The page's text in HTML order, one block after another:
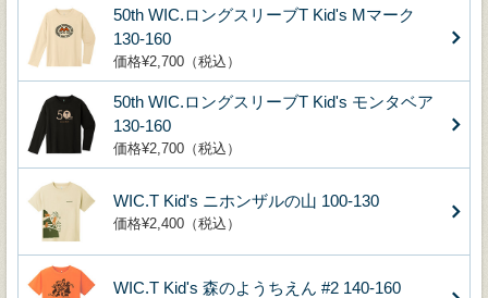
50th WIC.ロングスリーブT Kid's Mマーク
130-160
価格¥2,700（税込）
50th WIC.ロングスリーブT Kid's モンタベア
130-160
価格¥2,700（税込）
WIC.T Kid's ニホンザルの山 100-130
価格¥2,400（税込）
WIC.T Kid's 森のようちえん #2 140-160